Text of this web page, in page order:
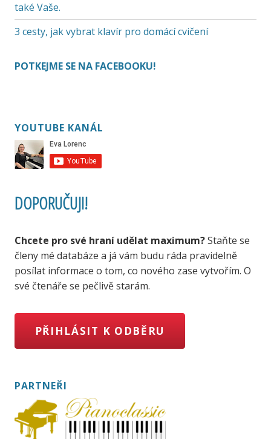
také Vaše.
3 cesty, jak vybrat klavír pro domácí cvičení
POTKEJME SE NA FACEBOOKU!
YOUTUBE KANÁL
DOPORUČUJI!
Chcete pro své hraní udělat maximum?Staňte se
členy mé databáze a já vám budu ráda pravidelně
posílat informace o tom, co nového zase vytvořím. O
své čtenáře se pečlivě starám.
PŘIHLÁSIT K ODBĚRU
PARTNEŘI